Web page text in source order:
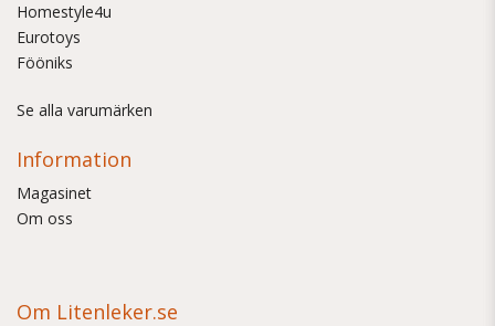
Homestyle4u
Eurotoys
Fööniks
Se alla varumärken
Information
Magasinet
Om oss
Om Litenleker.se